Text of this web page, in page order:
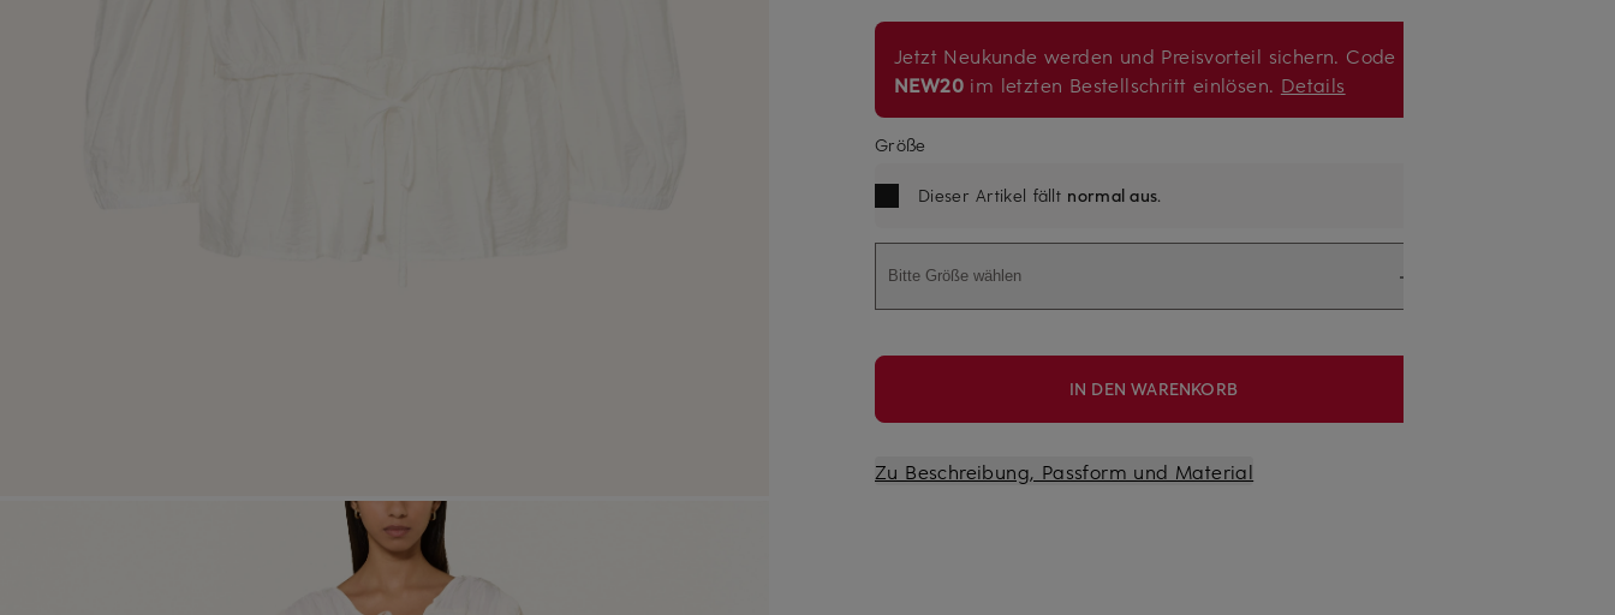
Jetzt Neukunde werden und Preisvorteil sichern. Code
NEW20 im letzten Bestellschritt einlösen. Details
Größe
Dieser Artikel fällt normal aus.
Bitte Größe wählen
IN DEN WARENKORB
Zu Beschreibung, Passform und Material